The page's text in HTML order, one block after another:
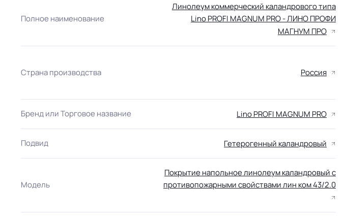
Полное наименование
Линолеум коммерческий каландрового типа
Lino PROFI MAGNUM PRO - ЛИНО ПРОФИ
МАГНУМ ПРО
Страна производства Россия
Бренд или Торговое название Lino PROFI MAGNUM PRO
Подвид Гетерогенный каландровый
Модель
Покрытие напольное линолеум каландровый с
противопожарными свойствами лин ком 43/2.0